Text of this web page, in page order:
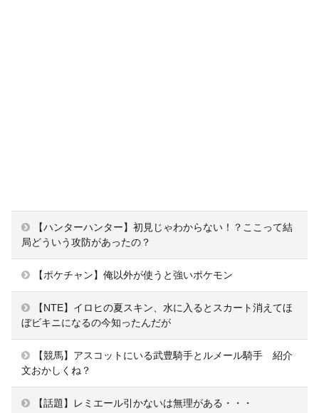
【ハンターハンター】初見じゃわからない！？ここって結
局どういう攻防があったの？
【ポケチャン】俺以外が使うと強いポケモン
【NTE】イロヒの夏スキン、水に入るとスカート消えてほ
ぼビキニになるの今知ったんだが
【競馬】アスコットにいる武豊騎手とルメール騎手 紹介
文おかしくね？
【話題】レミエール引かないは無理がある・・・